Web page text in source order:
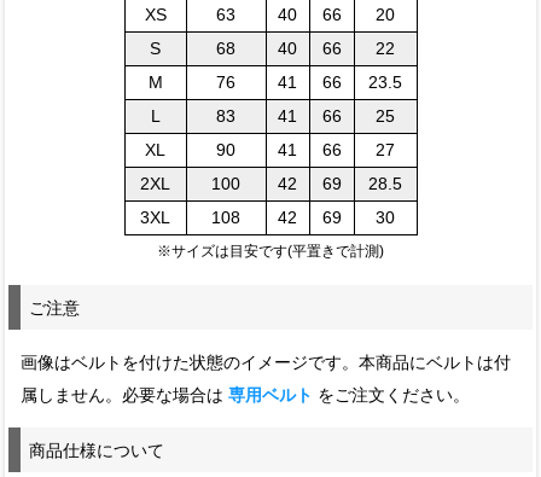
XS
63 40 66
20
S
68 40 66
22
M
76 41 66
23.5
L
83 41 66
25
XL
90 41 66
27
2XL
100 42 69
28.5
3XL
108 42 69 30
※サイズは目安です(平置きで計測)
ご注意
画像はベルトを付けた状態のイメージです。本商品にベルトは付
属しません。必要な場合は専用ベルト をご注文ください。
商品仕様について